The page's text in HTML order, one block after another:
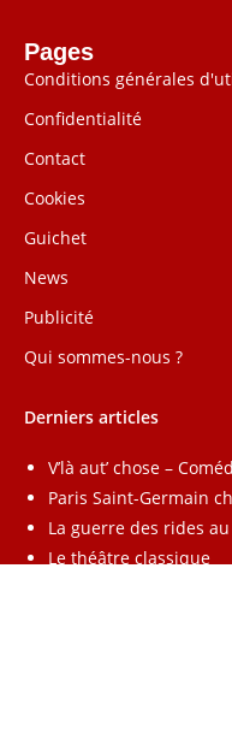
Pages
Conditions générales
Confidentialité
Contact
Cookies
Guichet
News
Publicité
Qui sommes-nous ?
Derniers articles
V’là aut’ chose –
Paris Saint-Germain
La guerre des rides
Le théâtre classique